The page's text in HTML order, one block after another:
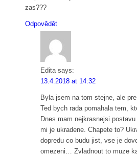
zas???
Odpovědět
Edita says:
13.4.2018 at 14:32
Byla jsem na tom stejne, ale
Ted bych rada pomahala tem,
Dnes mam nejkrasnejsi
mi je ukradene. Chapete to?
dopredu co budu jist, vse je
omezeni… Zvladnout to muze